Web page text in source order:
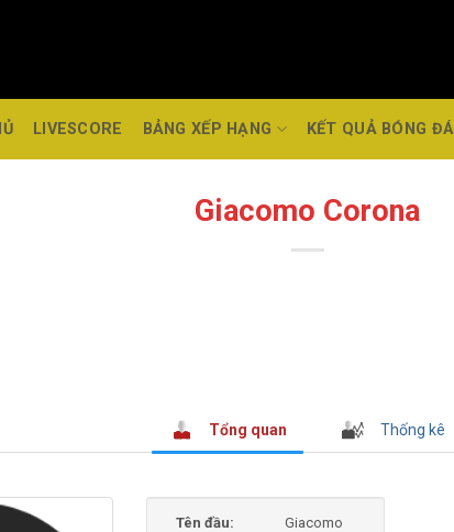
LIVESCORE BẢNG XẾP HẠNG KẾT QUẢ BÓNG ĐÁ
Giacomo Corona
Tổng quan Thống kê
Tên đầu:
Giacomo